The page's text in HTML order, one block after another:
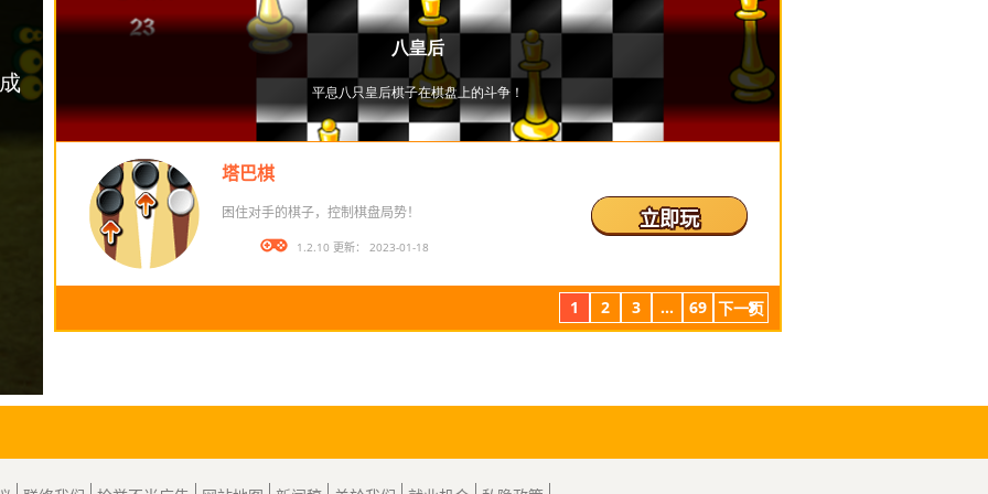
塔巴棋
困住对手的棋子，控制棋盘局势！
版本： 1.2.10 更新： 2023-01-18
立即玩
1 2 3 ... 69 下一页